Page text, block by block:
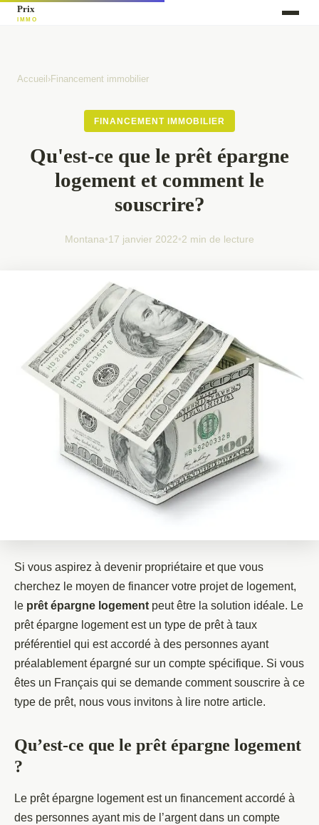
Accueil ›Financement immobilier
FINANCEMENT IMMOBILIER
Qu'est-ce que le prêt épargne
logement et comment le
souscrire?
Montana•17 janvier 2022•2 min de lecture
Si vous aspirez à devenir propriétaire et que vous
cherchez le moyen de financer votre projet de logement,
le prêt épargne logement peut être la solution idéale. Le
prêt épargne logement est un type de prêt à taux
préférentiel qui est accordé à des personnes ayant
préalablement épargné sur un compte spécifique. Si vous
êtes un Français qui se demande comment souscrire à ce
type de prêt, nous vous invitons à lire notre article.
Qu’est-ce que le prêt épargne logement
?
Le prêt épargne logement est un financement accordé à
des personnes ayant mis de l’argent dans un compte